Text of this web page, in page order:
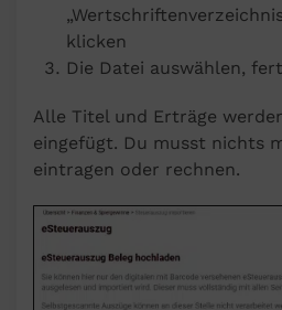
klicken
Die Datei auswählen,
Alle Titel und Erträge
eingefügt. Du musst nichts
eintragen oder rechnen.